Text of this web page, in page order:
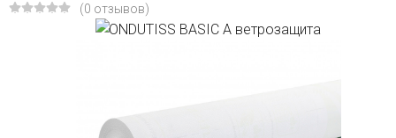
(0 отзывов)